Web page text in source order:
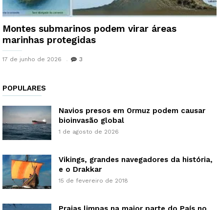
Montes submarinos podem virar áreas
marinhas protegidas
17 de junho de 2026 3
POPULARES
Navios presos em Ormuz podem causar
bioinvasão global
1 de agosto de 2026
Vikings, grandes navegadores da história,
e o Drakkar
15 de fevereiro de 2018